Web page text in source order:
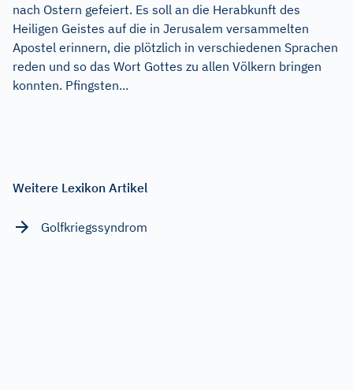
nach Ostern gefeiert. Es soll an die Herabkunft des
Heiligen Geistes auf die in Jerusalem versammelten
Apostel erinnern, die plötzlich in verschiedenen Sprachen
reden und so das Wort Gottes zu allen Völkern bringen
konnten. Pfingsten...
Weitere Lexikon Artikel
Golfkriegssyndrom